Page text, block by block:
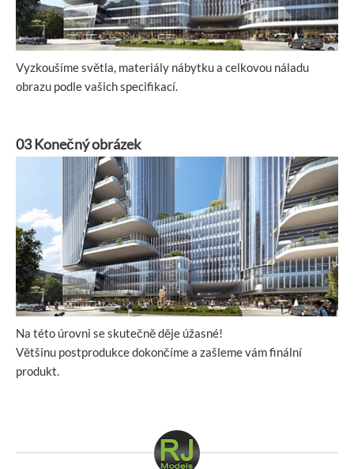
Vyzkoušíme světla, materiály nábytku a celkovou náladu
obrazu podle vašich specifikací.
03 Konečný obrázek
Na této úrovni se skutečně děje úžasné!
Většinu postprodukce dokončíme a zašleme vám finální
produkt.